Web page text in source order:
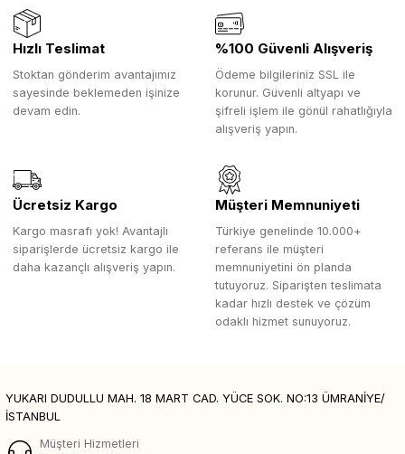
Hızlı Teslimat
Stoktan gönderim avantajımız
sayesinde beklemeden işinize
devam edin.
%100 Güvenli Alışveriş
Ödeme bilgileriniz SSL ile
korunur. Güvenli altyapı ve
şifreli işlem ile gönül rahatlığıyla
alışveriş yapın.
Ücretsiz Kargo
Kargo masrafı yok! Avantajlı
siparişlerde ücretsiz kargo ile
daha kazançlı alışveriş yapın.
Müşteri Memnuniyeti
Türkiye genelinde 10.000+
referans ile müşteri
memnuniyetini ön planda
tutuyoruz. Siparişten teslimata
kadar hızlı destek ve çözüm
odaklı hizmet sunuyoruz.
YUKARI DUDULLU MAH. 18 MART CAD. YÜCE SOK. NO:13 ÜMRANİYE/
İSTANBUL
Müşteri Hizmetleri